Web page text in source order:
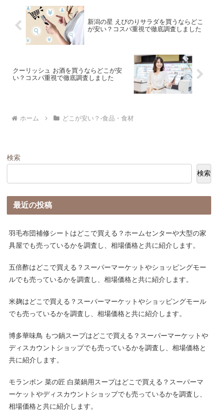
新潟の星 えびのりサラダを買うならどこ
が安い？コスパ重視で徹底調査しました
クーリッシュ お酒を買うならどこが安
い？コスパ重視で徹底調査しました
ホーム どこが安い？-食品・食材
検索
検索
最近の投稿
羽毛布団補修シートはどこで買える？ホームセンターや大型の家
具屋でも売っているかを調査し、相場価格と共に紹介します。
五倍酢はどこで買える？スーパーマーケットやショッピングモー
ルでも売っているかを調査し、相場価格と共に紹介します。
米麹はどこで買える？スーパーマーケットやショッピングモール
でも売っているかを調査し、相場価格と共に紹介します。
博多華味鳥 もつ鍋スープはどこで買える？スーパーマーケットや
ディスカウントショップでも売っているかを調査し、相場価格と
共に紹介します。
モランボン 菜の匠 白菜鍋用スープはどこで買える？スーパーマ
ーケットやディスカウントショップでも売っているかを調査し、
相場価格と共に紹介します。